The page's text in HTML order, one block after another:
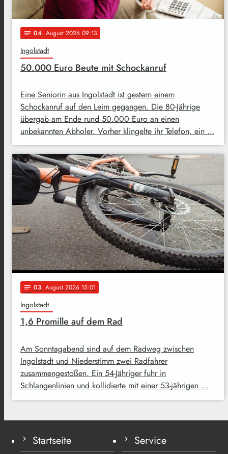
notes 04. August 2026 09:13
Ingolstadt
50.000 Euro Beute mit Schockanruf
Eine Seniorin aus Ingolstadt ist gestern einem
Schockanruf auf den Leim gegangen. Die 80-Jährige
übergab am Ende rund 50.000 Euro an einen
unbekannten Abholer. Vorher klingelte ihr Telefon, ein …
notes 03. August 2026 15:01
Ingolstadt
1,6 Promille auf dem Rad
Am Sonntagabend sind auf dem Radweg zwischen
Ingolstadt und Niederstimm zwei Radfahrer
zusammengestoßen. Ein 54-Jähriger fuhr in
Schlangenlinien und kollidierte mit einer 53-jährigen …
Startseite Service